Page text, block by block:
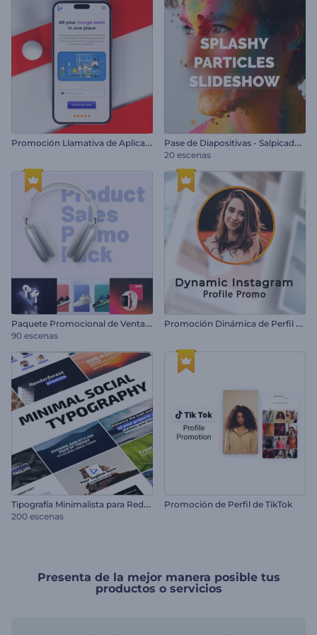
P
romoción Llamativa de Aplicación Móvil P
ase de Diapositivas - Salpicadura de Partículas
20 escenas
P
aquete Promocional de Venta de Productos
90 escenas
P
romoción Dinámica de Perfil de Instagram
T
ipografía Minimalista para Redes Sociales
200 escenas
Promoción de Perfil de TikTok
Presenta de la mejor manera posible tus
productos o servicios